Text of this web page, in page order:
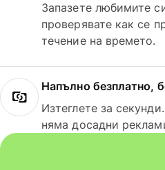
Запазете любимите
проверявате как се
течение на времето.
Напълно безплатно,
Изтеглете за
няма досадни